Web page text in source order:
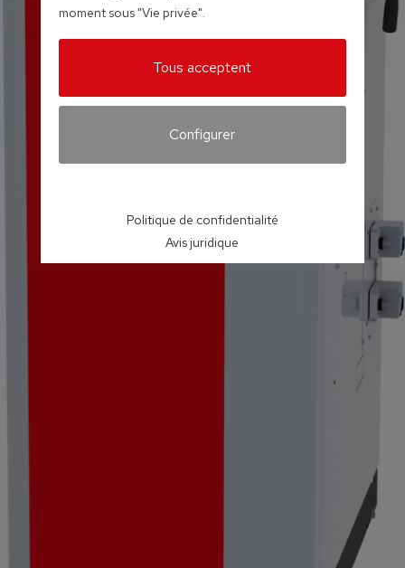
moment sous "Vie privée".
Tous acceptent
Configurer
Politique de confidentialité
Avis juridique